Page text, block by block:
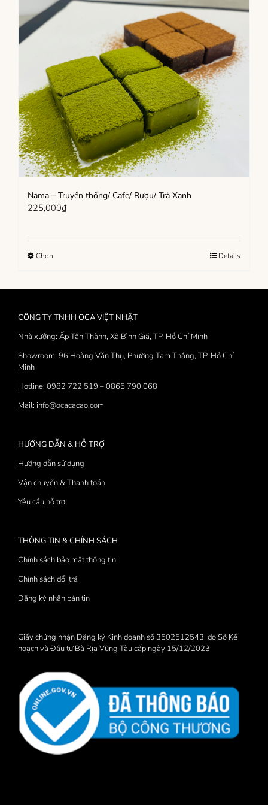
Nama – Truyền thống/ Cafe/ Rượu/ Trà Xanh
225,000₫
Chọn
biến
thể.
Các
tùy
có
được
trang
sản
phẩm
Details
CÔNG TY TNHH OCA VIỆT NHẬT
Nhà xưởng: Ấp Tân Thành, Xã Bình Giã, TP. Hồ Chí Minh
Showroom: 96 Hoàng Văn Thụ, Phường Tam Thắng, TP. Hồ Chí
Minh
Hotline: 0982 722 519 – 0865 790 068
Mail: info@ocacacao.com
HƯỚNG DẪN & HỖ TRỢ
Hướng dẫn sử dụng
Vận chuyển & Thanh toán
Yêu cầu hỗ trợ
THÔNG TIN & CHÍNH SÁCH
Chính sách bảo mật thông tin
Chính sách đổi trả
Đăng ký nhận bản tin
Giấy chứng nhận Đăng ký Kinh doanh số 3502512543 do Sở Kế
hoạch và Đầu tư Bà Rịa Vũng Tàu cấp ngày 15/12/2023